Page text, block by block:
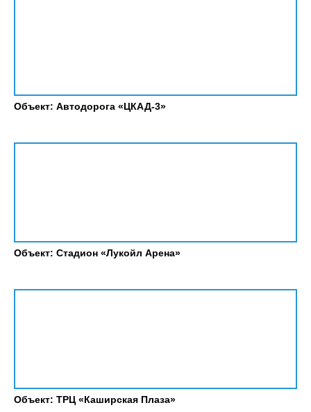
Объект: Автодорога «ЦКАД-3»
Объект: Стадион «Лукойл Арена»
Объект: ТРЦ «Каширская Плаза»